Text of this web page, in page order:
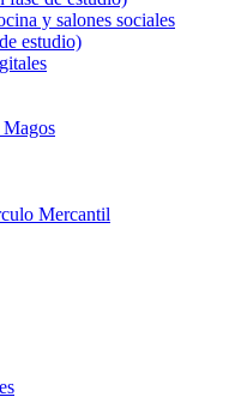
y salones sociales
estudio)
Magos
Mercantil